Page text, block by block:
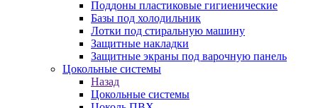
Поддоны пластиковые гигиенические
Базы под холодильник
Лотки под стиральную машину
Защитные накладки
Защитные экраны под варочную панель
Цокольные системы
Назад
Цокольные системы